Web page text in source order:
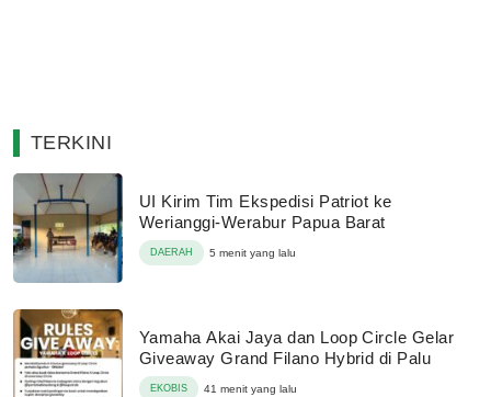
TERKINI
UI Kirim Tim Ekspedisi Patriot ke
Werianggi-Werabur Papua Barat
DAERAH 5 menit yang lalu
Yamaha Akai Jaya dan Loop Circle Gelar
Giveaway Grand Filano Hybrid di Palu
EKOBIS 41 menit yang lalu